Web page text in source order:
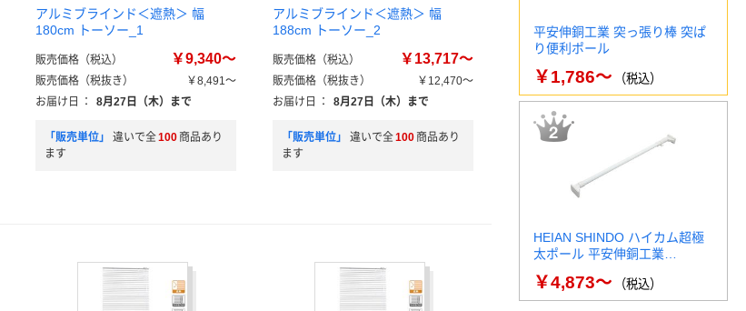
アルミブラインド＜遮熱＞ 幅
180cm トーソー_1
販売価格（税込） ￥9,340～
販売価格（税抜き）
￥8,491～
お届け日
： 8月27日（木）まで
「販売単位」 違いで全100 商品あり
ます
アルミブラインド＜遮熱＞ 幅
188cm トーソー_2
販売価格（税込） ￥13,717～
販売価格（税抜き）
￥12,470～
お届け日
： 8月27日（木）まで
「販売単位」 違いで全100 商品あり
ます
平安伸銅工業 突っ張り棒 突ぱ
り便利ポール
￥1,786～ （税込）
HEIAN SHINDO ハイカム超極
太ポール 平安伸銅工業…
￥4,873～ （税込）